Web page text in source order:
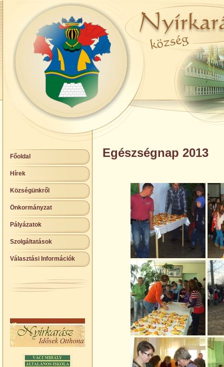
Főoldal
Hírek
Községünkről
Önkormányzat
Pályázatok
Szolgáltatások
Választási Információk
Egészségnap 2013